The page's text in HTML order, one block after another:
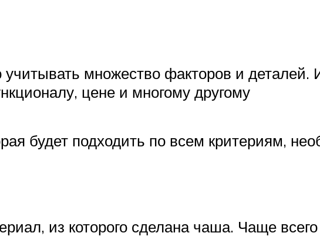
множество факторов и деталей.
цене и многому другому
будет подходить по всем критериям,
из которого сделана чаша. Чаще